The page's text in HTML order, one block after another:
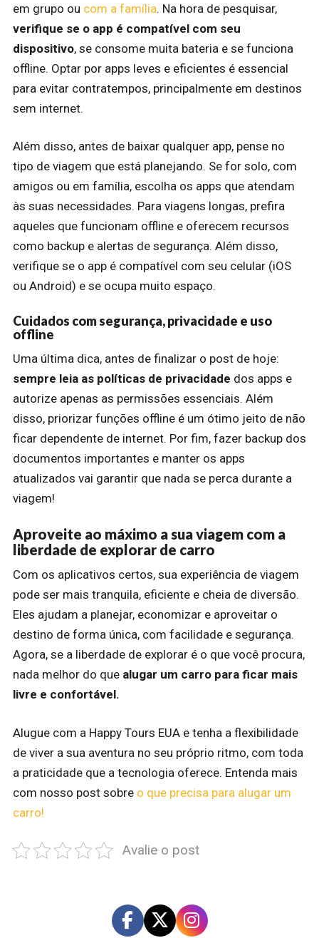
em grupo ou com a família. Na hora de pesquisar,
verifique se o app é compatível com seu
dispositivo, se consome muita bateria e se funciona
offline. Optar por apps leves e eficientes é essencial
para evitar contratempos, principalmente em destinos
sem internet.
Além disso, antes de baixar qualquer app, pense no
tipo de viagem que está planejando. Se for solo, com
amigos ou em família, escolha os apps que atendam
às suas necessidades. Para viagens longas, prefira
aqueles que funcionam offline e oferecem recursos
como backup e alertas de segurança. Além disso,
verifique se o app é compatível com seu celular (iOS
ou Android) e se ocupa muito espaço.
Cuidados com segurança, privacidade e uso
offline
Uma última dica, antes de finalizar o post de hoje:
sempre leia as políticas de privacidade dos apps e
autorize apenas as permissões essenciais. Além
disso, priorizar funções offline é um ótimo jeito de não
ficar dependente de internet. Por fim, fazer backup dos
documentos importantes e manter os apps
atualizados vai garantir que nada se perca durante a
viagem!
Aproveite ao máximo a sua viagem com a
liberdade de explorar de carro
Com os aplicativos certos, sua experiência de viagem
pode ser mais tranquila, eficiente e cheia de diversão.
Eles ajudam a planejar, economizar e aproveitar o
destino de forma única, com facilidade e segurança.
Agora, se a liberdade de explorar é o que você procura,
nada melhor do que alugar um carro para ficar mais
livre e confortável.
Alugue com a Happy Tours EUA e tenha a flexibilidade
de viver a sua aventura no seu próprio ritmo, com toda
a praticidade que a tecnologia oferece. Entenda mais
com nosso post sobre o que precisa para alugar um
carro!
Avalie o post